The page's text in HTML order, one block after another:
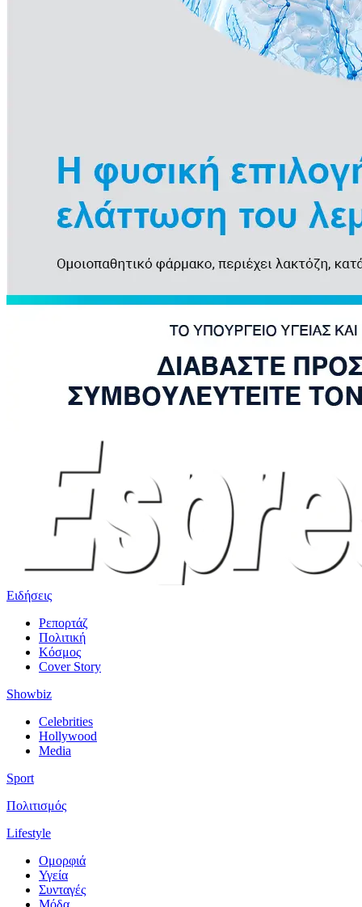
Ειδήσεις
Ρεπορτάζ
Πολιτική
Κόσμος
Cover Story
Showbiz
Celebrities
Hollywood
Media
Sport
Πολιτισμός
Lifestyle
Ομορφιά
Υγεία
Συνταγές
Μόδα